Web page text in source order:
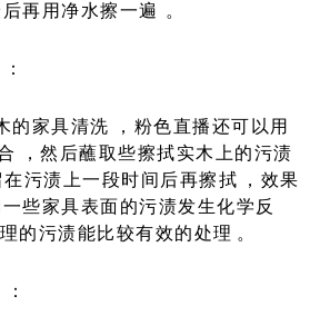
再用净水擦一遍。
家具清洗，粉色直播还可以用
，然后蘸取些擦拭实木上的污渍
在污渍上一段时间后再擦拭，效果
一些家具表面的污渍发生化学反
的污渍能比较有效的处理。
：